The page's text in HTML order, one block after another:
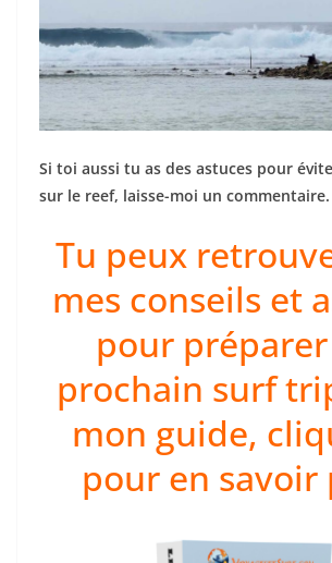
Si toi aussi tu as des astuces pour
sur le reef, laisse-moi un commentaire.
Tu peux
mes conseils et
pour
prochain surf
mon guide,
pour en savoir